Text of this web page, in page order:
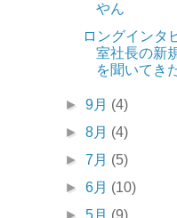
やん
ロングインタ
室社長の新
を聞いてき
►9月 (4)
►8月 (4)
►7月 (5)
►6月 (10)
►5月 (9)